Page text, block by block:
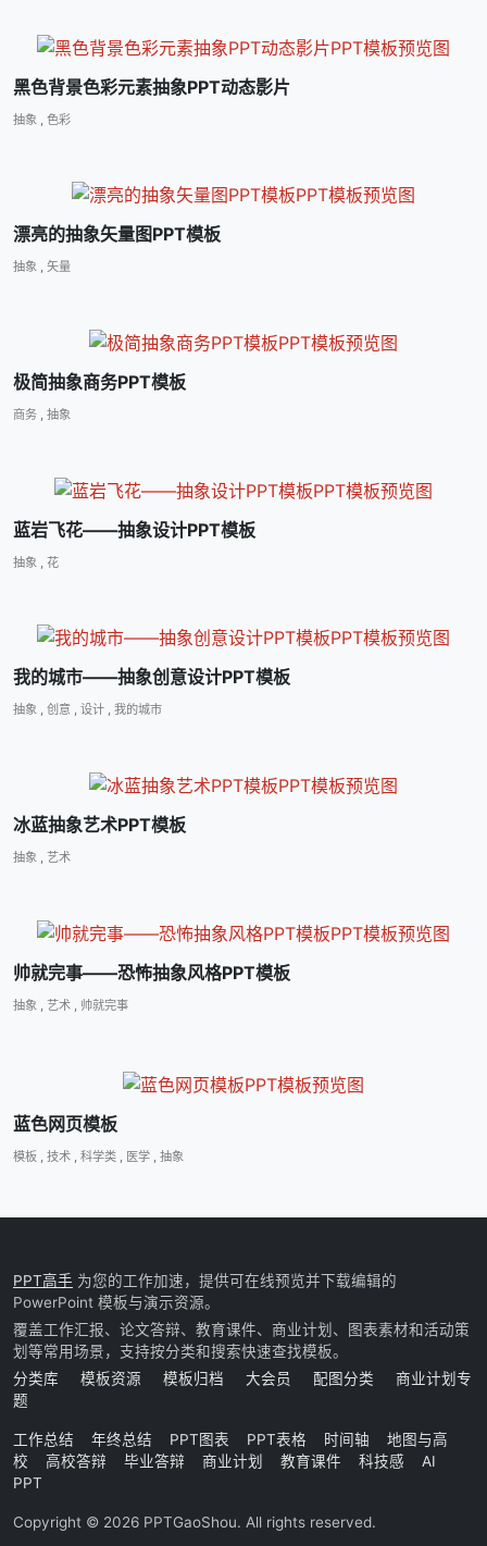
黑色背景色彩元素抽象PPT动态影片
抽象 色彩
漂亮的抽象矢量图PPT模板
抽象 , 矢量
极简抽象商务PPT模板
商务 , 抽象
蓝岩飞花――抽象设计PPT模板
抽象 花
我的城市――抽象创意设计PPT模板
抽象 , 创意 , 设计 , 我的城市
冰蓝抽象艺术PPT模板
抽象 , 艺术
帅就完事――恐怖抽象风格PPT模板
抽象 艺术 帅就完事
蓝色网页模板
模板 技术 科学类 医学 抽象
PPT高手 为您的工作加速，提供可在线预览并下载编辑的
PowerPoint 模板与演示资源。
覆盖工作汇报、论文答辩、教育课件、商业计划、图表素材和活动策
划等常用场景，支持按分类和搜索快速查找模板。
分类库
模板资源 模板归档 大会员 配图分类
商业计划专
题
工作总结 年终总结 PPT图表 PPT表格 时间轴
地图与高
校
高校答辩 毕业答辩 商业计划 教育课件 科技感
AI
PPT
Copyright © 2026 PPTGaoShou. All rights reserved.